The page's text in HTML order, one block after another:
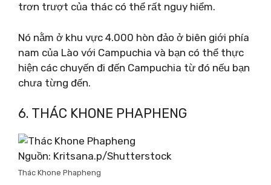
trơn trượt của thác có thể rất nguy hiểm.
Nó nằm ở khu vực 4.000 hòn đảo ở biên giới phía
nam của Lào với Campuchia và bạn có thể thực
hiện các chuyến đi đến Campuchia từ đó nếu bạn
chưa từng đến.
6. THÁC KHONE PHAPHENG
Nguồn: Kritsana.p/Shutterstock
Thác Khone Phapheng